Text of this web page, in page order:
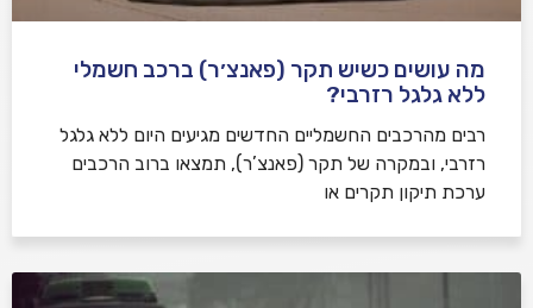
מה עושים כשיש תקר (פאנצ׳ר) ברכב חשמלי
ללא גלגל רזרבי?
רבים מהרכבים החשמליים החדשים מגיעים היום ללא גלגל
רזרבי, ובמקרה של תקר (פאנצ’ר), תמצאו ברוב הרכבים
ערכת תיקון תקרים או